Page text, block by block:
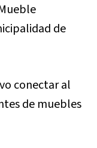
de
conectar al
de muebles